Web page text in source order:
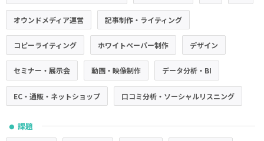
オウンドメディア運営 記事制作・ライティング
コピーライティング ホワイトペーパー制作 デザイン
セミナー・展示会 動画・映像制作 データ分析・BI
EC・通販・ネットショップ 口コミ分析・ソーシャルリスニング
● 課題